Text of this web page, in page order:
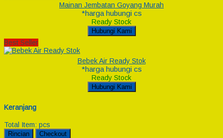
Mainan Jembatan Goyang Murah
*harga hubungi cs
Ready Stock
Hubungi Kami
Best Seller
Bebek Air Ready Stok
*harga hubungi cs
Ready Stock
Hubungi Kami
Keranjang
Total Item: pcs
Rincian Checkout